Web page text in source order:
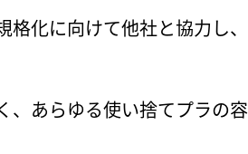
化に向けて他社と協力し
あらゆる使い捨てプラの